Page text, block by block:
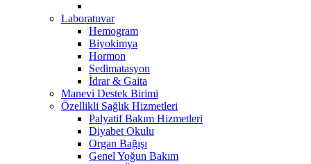
Laboratuvar
Hemogram
Biyokimya
Hormon
Sedimatasyon
İdrar & Gaita
Manevi Destek Birimi
Özellikli Sağlık Hizmetleri
Palyatif Bakım Hizmetleri
Diyabet Okulu
Organ Bağışı
Genel Yoğun Bakım